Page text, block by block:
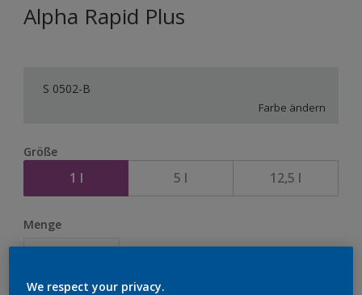
Alpha Rapid Plus
S 0502-B
Farbe ändern
Größe
1 l 5 l 12,5 l
Menge
We respect your privacy.